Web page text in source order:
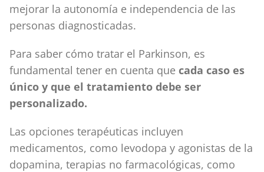
mejorar la autonomía e independencia de las
personas diagnosticadas.
Para saber cómo tratar el Parkinson, es
fundamental tener en cuenta que cada caso es
único y que el tratamiento debe ser
personalizado.
Las opciones terapéuticas incluyen
medicamentos, como levodopa y agonistas de la
dopamina, terapias no farmacológicas, como